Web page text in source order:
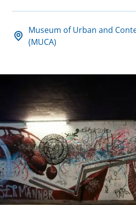
Datum und
Museum of Urban and
(MUCA)